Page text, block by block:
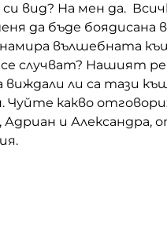
вид? На мен да.
да бъде боядисана
вълшебната
се случват? Нашият
ли са тази
какво
и Александра,